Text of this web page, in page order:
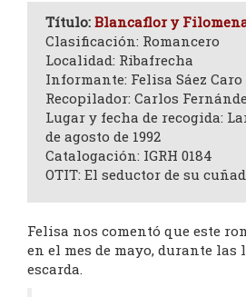
Título: Blancaflor y
Clasificación: Romancero
Localidad: Ribafrecha
Informante: Felisa Sáez Caro
Recopilador: Carlos
Lugar y fecha de recogida:
de agosto de 1992
Catalogación: IGRH 0184
OTIT: El seductor de su
Felisa nos comentó que este
en el mes de mayo, durante las
escarda.